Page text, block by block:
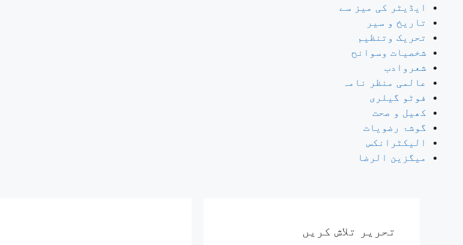
ایڈیٹر کی میز سے
تاریخ و سیر
تحریک وتنظیم
شخصیات وسوانح
شعروادب
عالمی منظر نامہ
فوٹو گیلری
کھیل و صحت
گوشۂ رضویات
الیکٹرانکس
میگزین الرضا
تحریر تلاش کریں